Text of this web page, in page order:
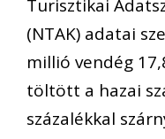
Turisztikai
(NTAK) adatai
millió vendég
töltött a hazai
százalékkal